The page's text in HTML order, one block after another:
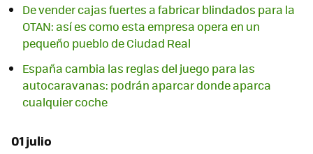
De vender cajas fuertes a fabricar blindados para la
OTAN: así es como esta empresa opera en un
pequeño pueblo de Ciudad Real
España cambia las reglas del juego para las
autocaravanas: podrán aparcar donde aparca
cualquier coche
01 julio